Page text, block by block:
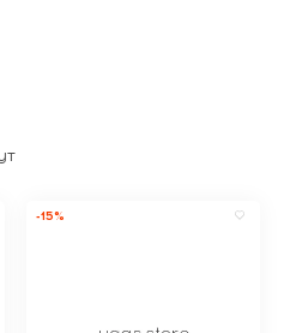
-15%